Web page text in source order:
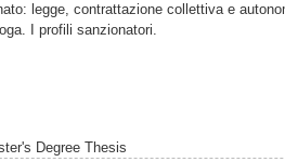
legge, contrattazione collettiva e
I profili sanzionatori.
Degree Thesis